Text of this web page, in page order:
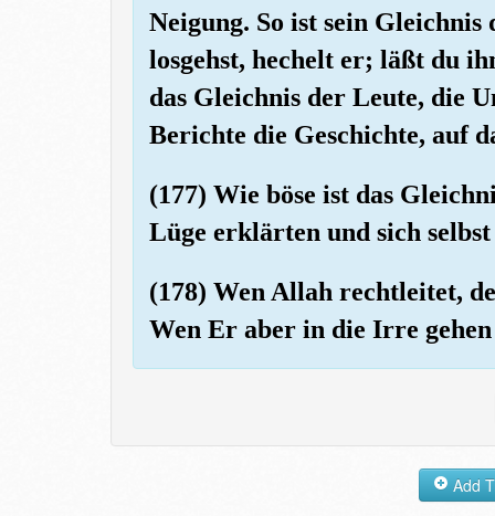
Neigung. So ist sein Gleichnis
losgehst, hechelt er; läßt du
das Gleichnis der Leute, die
Berichte die Geschichte, auf
(177) Wie böse ist das
Lüge erklärten und sich
(178) Wen Allah rechtleitet,
Wen Er aber in die Irre